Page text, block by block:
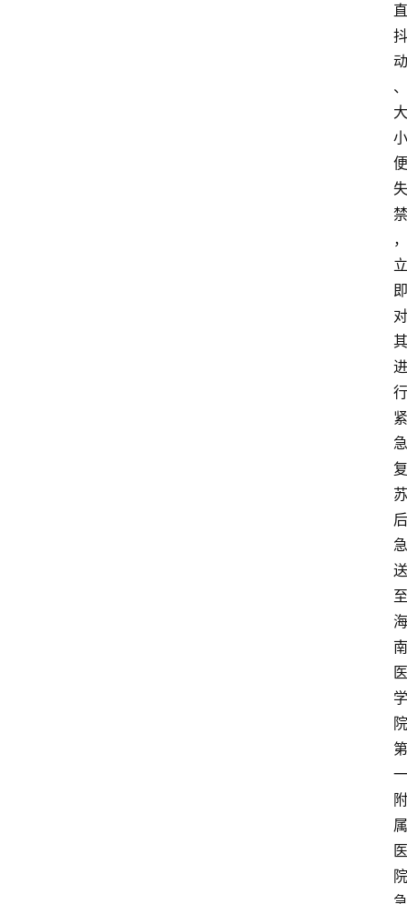
直
抖
动
、
大
小
便
失
禁
，
立
即
对
其
进
行
紧
急
复
苏
后
急
送
至
海
南
医
学
院
第
一
附
属
医
院